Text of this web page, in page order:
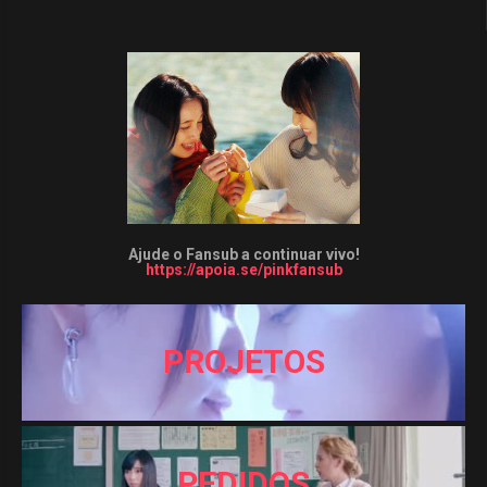
Ajude o Fansub a continuar vivo!
https://apoia.se/pinkfansub
PROJETOS